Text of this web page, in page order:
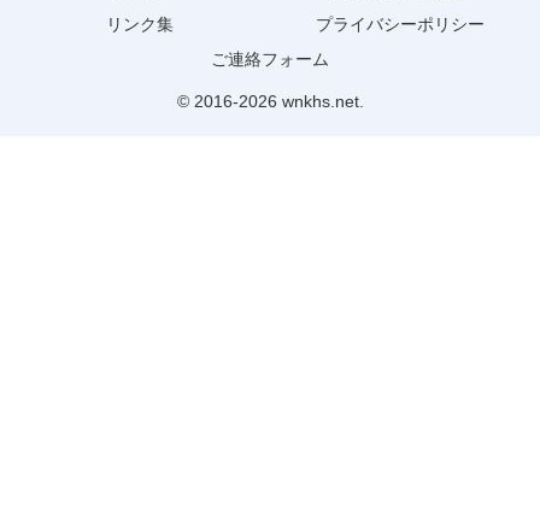
リンク集
プライバシーポリシー
ご連絡フォーム
© 2016-2026 wnkhs.net.